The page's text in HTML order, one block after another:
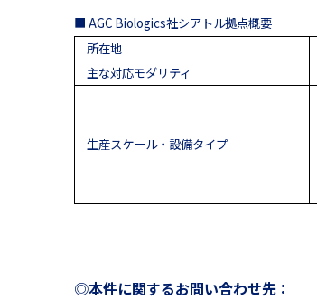
■ AGC Biologics社シアトル拠点概要
所在地
主な対応モダリティ
生産スケール・設備タイプ
◎本件に関するお問い合わせ先：